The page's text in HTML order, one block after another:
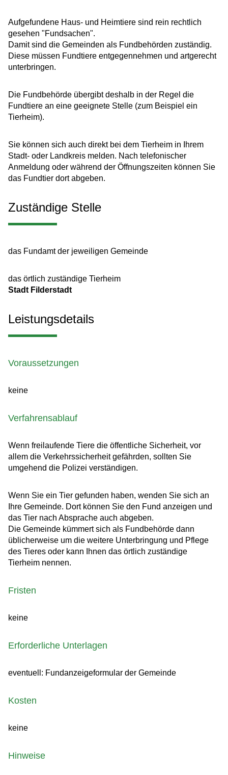
Aufgefundene Haus- und Heimtiere sind rein rechtlich
gesehen "Fundsachen".
Damit sind die Gemeinden als Fundbehörden zuständig.
Diese müssen Fundtiere entgegennehmen und artgerecht
unterbringen.
Die Fundbehörde übergibt deshalb in der Regel die
Fundtiere an eine geeignete Stelle (zum Beispiel ein
Tierheim).
Sie können sich auch direkt bei dem Tierheim in Ihrem
Stadt- oder Landkreis melden. Nach telefonischer
Anmeldung oder während der Öffnungszeiten können Sie
das Fundtier dort abgeben.
Zuständige Stelle
das Fundamt der jeweiligen Gemeinde
das örtlich zuständige Tierheim
Stadt Filderstadt
Leistungsdetails
Voraussetzungen
keine
Verfahrensablauf
Wenn freilaufende Tiere die öffentliche Sicherheit, vor
allem die Verkehrssicherheit gefährden, sollten Sie
umgehend die Polizei verständigen.
Wenn Sie ein Tier gefunden haben, wenden Sie sich an
Ihre Gemeinde. Dort können Sie den Fund anzeigen und
das Tier nach Absprache auch abgeben.
Die Gemeinde kümmert sich als Fundbehörde dann
üblicherweise um die weitere Unterbringung und Pflege
des Tieres oder kann Ihnen das örtlich zuständige
Tierheim nennen.
Fristen
keine
Erforderliche Unterlagen
eventuell: Fundanzeigeformular der Gemeinde
Kosten
keine
Hinweise